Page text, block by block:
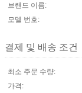
브랜드 이름:
모델 번호:
결제 및 배송 조건
최소 주문 수량:
가격: